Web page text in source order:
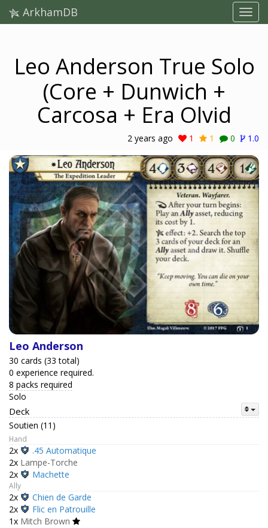
ArkhamDB
Leo Anderson True Solo
(Core + Dunwich +
Carcosa + Era Olvid
2 years ago 1 1 0 1.0
Leo Anderson
30 cards (33 total)
0 experience required.
8 packs required
Solo
Deck
Soutien (11)
Hand
2x
.45 Automatique
2x Lampe-Torche
2x
Machette
Ally
2x
Chien de Garde
2x
Flic en Patrouille
1x Mitch Brown